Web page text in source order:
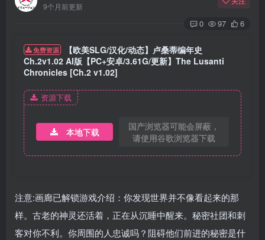
9个月前更新
0 97 6
免费资源
【欧美SLG/汉化/动态】卢桑蒂编年史
Ch.2v1.02 AI版【PC+安卓/3.61G/更新】The Lusanti
Chronicles [Ch.2 v1.02]
资源下载
本地下载
国产浏览器可能会屏蔽，
请使用谷歌浏览器下载
注意:画廊已解锁游戏介绍：你发现世界并不像看起来的那
样。古老的神灵还活着，正在从沉睡中醒来。秘密社团和刺
客对你不利。你周围的人忠诚吗？阻碍他们前进的秘密是什